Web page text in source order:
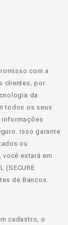
com a
clientes, por
da
todos os seus
informações
Isso garante
ou
estará em
(SECURE
de Bancos.
cadastro, o